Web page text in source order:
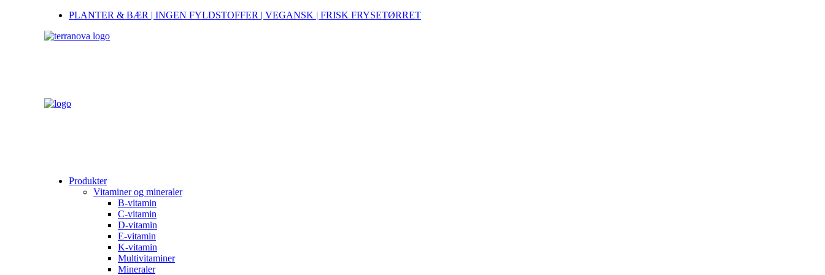
PLANTER & BÆR | INGEN FYLDSTOFFER | VEGANSK | FRISK FRYSETØRRET
Produkter
Vitaminer og mineraler
B-vitamin
C-vitamin
D-vitamin
E-vitamin
K-vitamin
Multivitaminer
Mineraler